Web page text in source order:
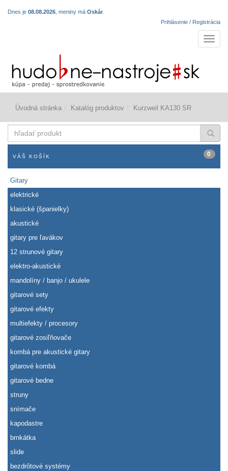
Dnes je 08.08.2026 , meniny má Oskár
Prihlásenie / Registrácia
Úvodná stránka Katalóg produktov Kurzweil KA130 SR
produkt
VÁŠ KOŠÍK 0
Gitary
elektrické
klasické (španielky)
akustické
gitary pre ľavákov
12 strunové gitary
elektro-akustické
mandolíny / banjo / ukulele
gitarové sety
gitarové efekty
multiefekty / procesory
gitarové zosiľňovače
kombá pre akustické gitary
gitarové kombá
gitarové bedne
struny
snímače
kapodastre
brnkátka
slide
bezdrôtové systémy